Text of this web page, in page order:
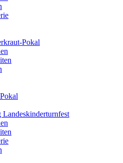
Pokal
Landeskinderturnfest